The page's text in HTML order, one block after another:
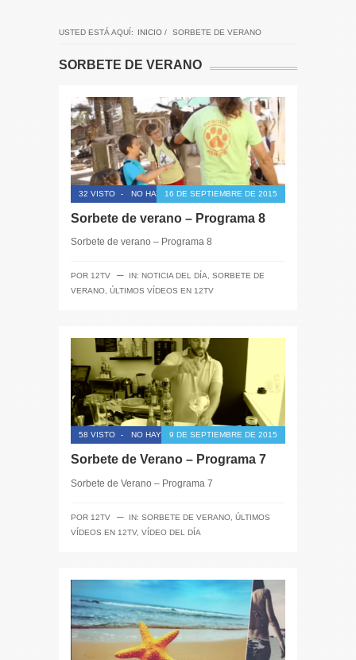
USTED ESTÁ AQUÍ: INICIO / SORBETE DE VERANO
SORBETE DE VERANO
32 VISTO - NO HAY COMENTARIOS
16 DE SEPTIEMBRE DE 2015
Sorbete de verano – Programa 8
Sorbete de verano – Programa 8
POR 12TV ─ IN: NOTICIA DEL DÍA, SORBETE DE
VERANO, ÚLTIMOS VÍDEOS EN 12TV
58 VISTO - NO HAY COMENTARIOS
9 DE SEPTIEMBRE DE 2015
Sorbete de Verano – Programa 7
Sorbete de Verano – Programa 7
POR 12TV ─ IN: SORBETE DE VERANO ÚLTIMOS
VÍDEOS EN 12TV, VÍDEO DEL DÍA